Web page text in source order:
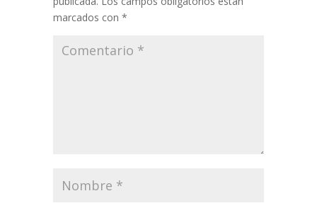
marcados con *